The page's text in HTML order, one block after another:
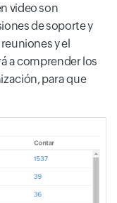
video son
de soporte y
y el
a comprender los
para que